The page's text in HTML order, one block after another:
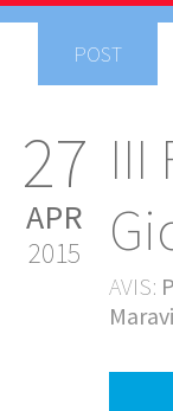
POST
27
APR
2015
III
AVIS: